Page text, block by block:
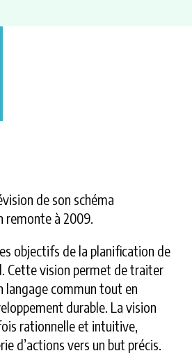
de son schéma
remonte à 2009.
objectifs de la planification de
Cette vision permet de traiter
langage commun tout en
durable. La vision
rationnelle et intuitive,
d’actions vers un but précis.